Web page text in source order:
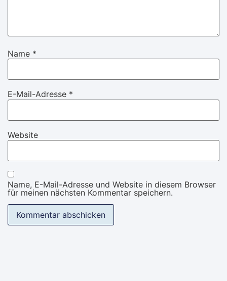
Name *
E-Mail-Adresse *
Website
Name, E-Mail-Adresse und Website in diesem Browser
für meinen nächsten Kommentar speichern.